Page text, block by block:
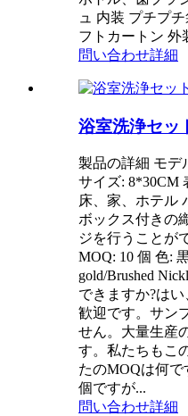
ュ 内装 プチプ
フトカートン 外
問い合わせ詳細
浴室洗浄セッ
製品の詳細 モデ
サイズ: 8*30CM
床、家、ホテル
ボックス付きの
ジを行うことが
MOQ: 10 個 色:
gold/Brushed
できますか?は
歓迎です。サン
せん。大量生産
す。私たちもこ
たのMOQは何で
個ですが...
問い合わせ詳細